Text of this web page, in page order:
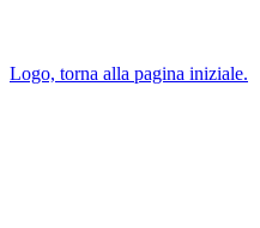
Logo, torna alla pagina iniziale.